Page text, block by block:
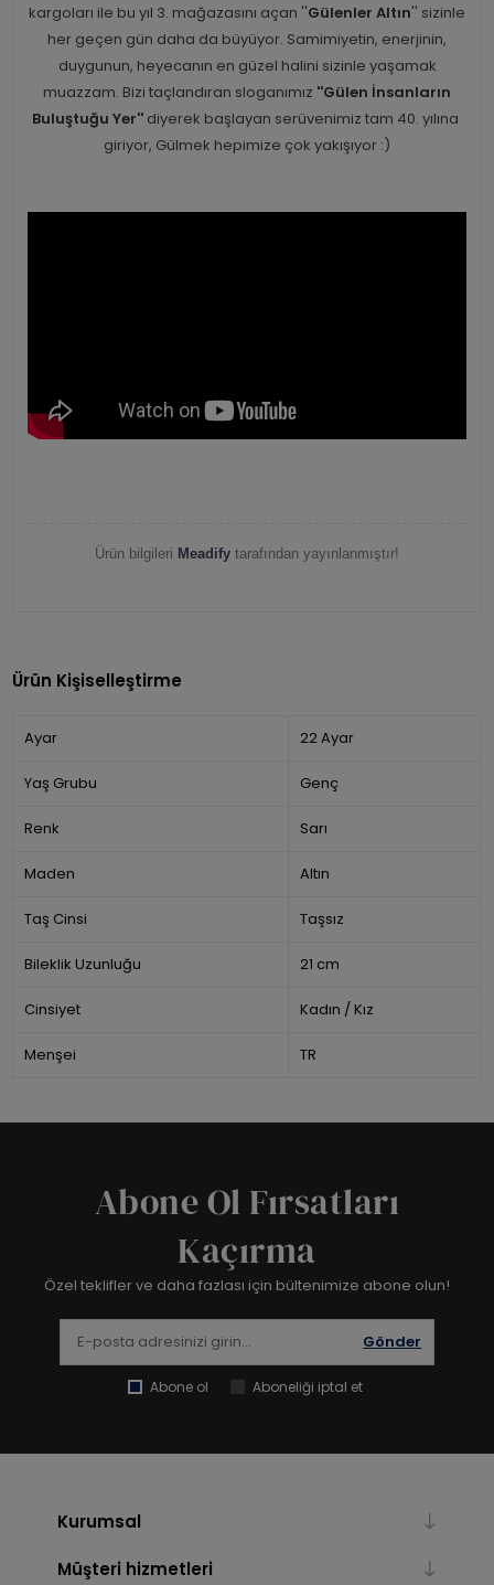
kargoları ile bu yıl 3. mağazasını açan ''Gülenler Altın'' sizinle
her geçen gün daha da büyüyor. Samimiyetin, enerjinin,
duygunun, heyecanın en güzel halini sizinle yaşamak
muazzam. Bizi taçlandıran sloganımız ''Gülen İnsanların
Buluştuğu Yer'' diyerek başlayan serüvenimiz tam 40. yılına
giriyor, Gülmek hepimize çok yakışıyor :)
Ürün bilgileri Meadify tarafından yayınlanmıştır!
Ürün Kişiselleştirme
Ayar 22 Ayar
Yaş Grubu Genç
Renk Sarı
Maden Altın
Taş Cinsi Taşsız
Bileklik Uzunluğu 21 cm
Cinsiyet Kadın / Kız
Menşei TR
Abone Ol Fırsatları
Kaçırma
Özel teklifler ve daha fazlası için bültenimize abone olun!
Gönder
Abone ol Aboneliği iptal et
Kurumsal
Müşteri hizmetleri